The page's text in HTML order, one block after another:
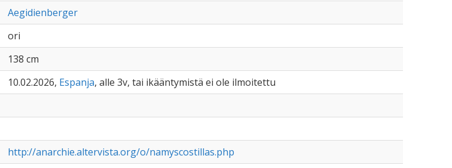
Aegidienberger
ori
138 cm
10.02.2026, Espanja, alle 3v, tai ikääntymistä ei ole ilmoitettu
http://anarchie.altervista.org/o/namyscostillas.php